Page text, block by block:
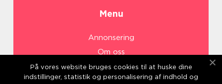
Menu
Annonsering
Om oss
Cookies
Kontakta oss
På vores website bruges cookies til at huske dine
indstillinger, statistik og personalisering af indhold og